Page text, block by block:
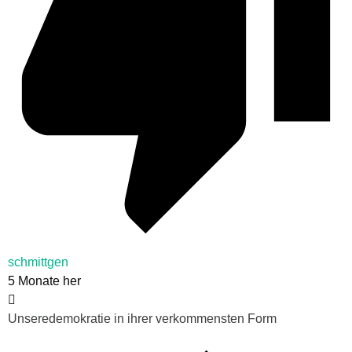
schmittgen
5 Monate her
Unseredemokratie in ihrer verkommensten Form